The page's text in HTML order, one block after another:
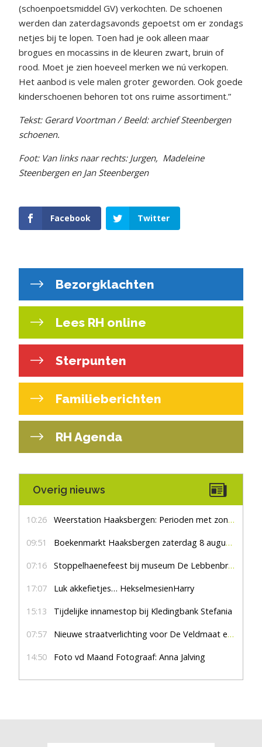
(schoenpoetsmiddel GV) verkochten. De schoenen
werden dan zaterdagsavonds gepoetst om er zondags
netjes bij te lopen. Toen had je ook alleen maar
brogues en mocassins in de kleuren zwart, bruin of
rood. Moet je zien hoeveel merken we nú verkopen.
Het aanbod is vele malen groter geworden. Ook goede
kinderschoenen behoren tot ons ruime assortiment.”
Tekst: Gerard Voortman /Beeld: archief Steenbergen
schoenen.
Foot: Van links naar rechts: Jurgen, Madeleine
Steenbergen en Jan Steenbergen
Facebook Twitter
Bezorgklachten
Lees RH online
Sterpunten
Familieberichten
RH Agenda
Overig nieuws
10:26 Weerstation Haaksbergen: Perioden met zon en droog
09:51 Boekenmarkt Haaksbergen zaterdag 8 augustus, marktplein Haaksbergen
07:16 Stoppelhaenefeest bij museum De Lebbenbrugge
17:07 Luk akkefietjes… HekselmesienHarry
15:13 Tijdelijke innamestop bij Kledingbank Stefania
07:57 Nieuwe straatverlichting voor De Veldmaat en De Pas
14:50 Foto vd Maand Fotograaf: Anna Jalving